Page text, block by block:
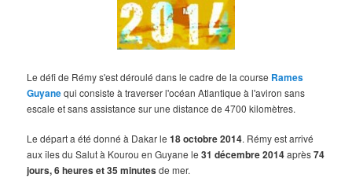
Le défi de Rémy s'est déroulé dans le cadre de la course Rames
Guyanequi consiste à traverser l'océan Atlantique à l'aviron sans
escale et sans assistance sur une distance de 4700 kilomètres.
Le départ a été donné à Dakar le18 octobre 2014. Rémy est arrivé
aux îles du Salut à Kourou en Guyane le31 décembre 2014après74
jours, 6 heures et 35 minutesde mer.